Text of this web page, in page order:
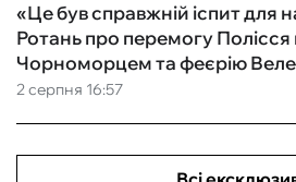
2 серпня 16:57
«Це був справжній іспит для
Ротань про перемогу Полісся
Чорноморцем та феєрію